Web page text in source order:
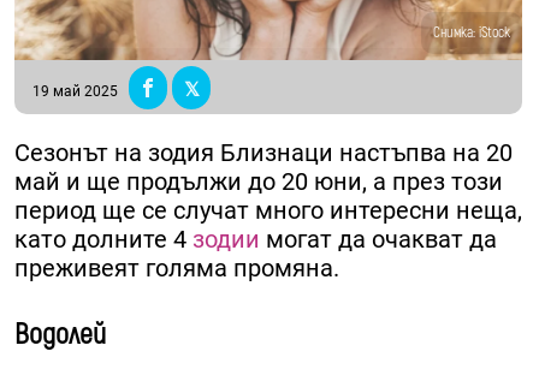
Снимка: iStock
19 май 2025
Сезонът на зодия Близнаци настъпва на 20
май и ще продължи до 20 юни, а през този
период ще се случат много интересни неща,
като долните 4 зодии могат да очакват да
преживеят голяма промяна.
Водолей